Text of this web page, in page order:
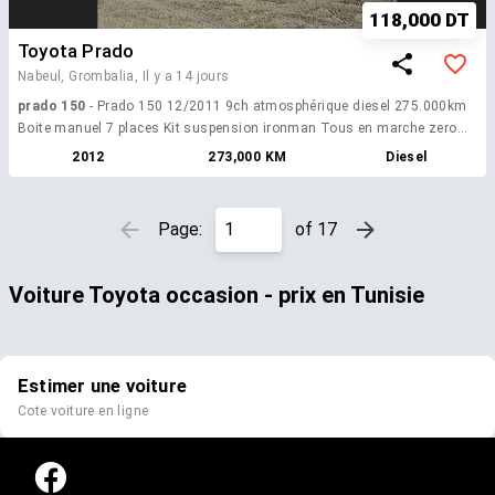
118,000 DT
Toyota Prado
Nabeul, Grombalia,
Il y a 14 jours
prado 150 - Prado 150 12/2011 9ch atmosphérique diesel 275.000km
Boite manuel 7 places Kit suspension ironman Tous en marche zero
défauts Clim. double. ... Rien a réparer ou a changer Que des serieux
2012 273,000 KM Diesel
Page: of 17
Voiture ​Toyota occasion - prix en Tunisie​
Estimer une voiture
Cote voiture en ligne